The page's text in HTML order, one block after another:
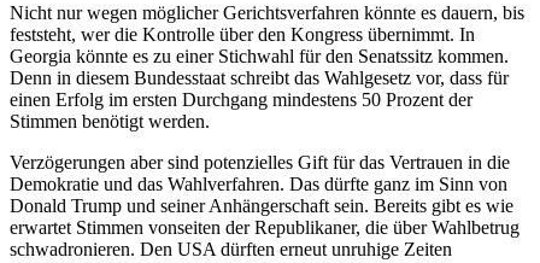
Nicht nur wegen möglicher Gerichtsverfahren könnte es dauern, bis
feststeht, wer die Kontrolle über den Kongress übernimmt. In
Georgia könnte es zu einer Stichwahl für den Senatssitz kommen.
Denn in diesem Bundesstaat schreibt das Wahlgesetz vor, dass für
einen Erfolg im ersten Durchgang mindestens 50 Prozent der
Stimmen benötigt werden.
Verzögerungen aber sind potenzielles Gift für das Vertrauen in die
Demokratie und das Wahlverfahren. Das dürfte ganz im Sinn von
Donald Trump und seiner Anhängerschaft sein. Bereits gibt es wie
erwartet Stimmen vonseiten der Republikaner, die über Wahlbetrug
schwadronieren. Den USA dürften erneut unruhige Zeiten